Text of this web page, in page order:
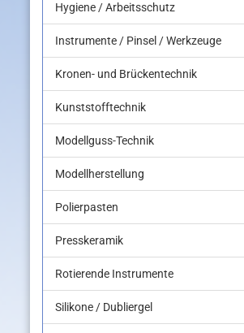
Hygiene / Arbeitsschutz
Instrumente / Pinsel / Werkzeuge
Kronen- und Brückentechnik
Kunststofftechnik
Modellguss-Technik
Modellherstellung
Polierpasten
Presskeramik
Rotierende Instrumente
Silikone / Dubliergel